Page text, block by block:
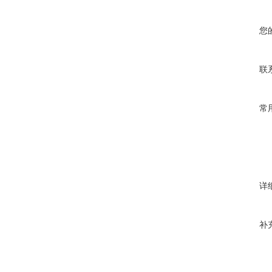
您
联
常
详
补